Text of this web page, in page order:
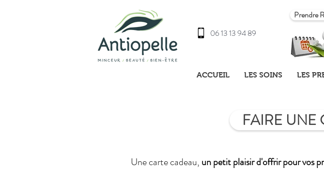
06 13 13 94 89
Prendre
ACCUEIL LES SOINS LES
FAIRE UNE
Une carte cadeau, un petit plaisir d'offrir pour vos